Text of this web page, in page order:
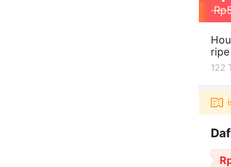
122
Pengguna baru berbelanja di aplikasi Akulaku bisa